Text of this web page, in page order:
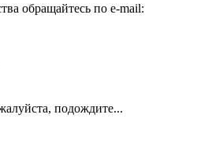
обращайтесь по e-mail:
подождите...